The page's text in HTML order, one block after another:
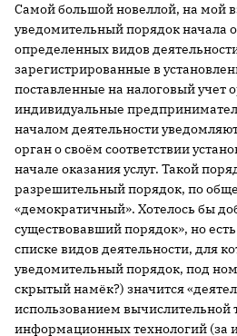
Самой большой новеллой, на мой
уведомительный порядок начала
определенных видов
зарегистрированные в
поставленные на налоговый учет
индивидуальные
началом деятельности
орган о своём соответствии
начале оказания услуг. Такой
разрешительный порядок, по
«демократичный». Хотелось бы
существовавший порядок», но
списке видов деятельности, для
уведомительный порядок, под
скрытый намёк?) значится
использованием вычислительной
информационных технологий (за